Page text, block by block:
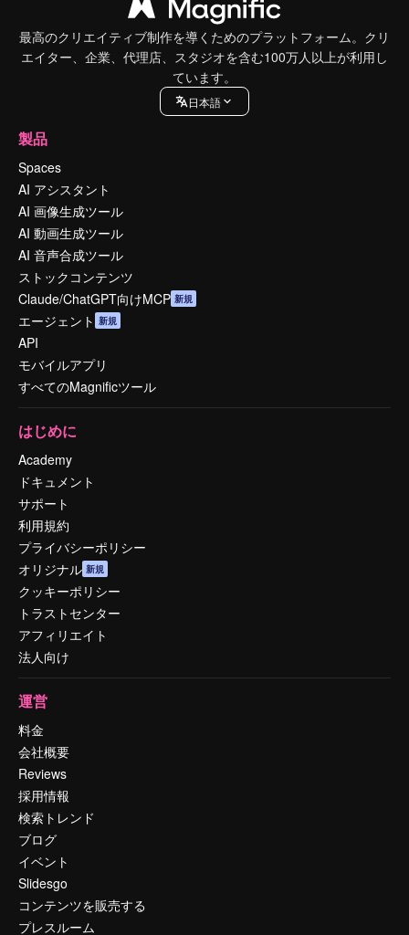
最高のクリエイティブ制作を導くためのプラットフォーム。クリ
エイター、企業、代理店、スタジオを含む100万人以上が利用し
ています。
日本語
製品
Spaces
AI アシスタント
AI 画像生成ツール
AI 動画生成ツール
AI 音声合成ツール
ストックコンテンツ
Claude/ChatGPT向けMCP 新規
エージェント 新規
API
モバイルアプリ
すべてのMagnificツール
はじめに
Academy
ドキュメント
サポート
利用規約
プライバシーポリシー
オリジナル 新規
クッキーポリシー
トラストセンター
アフィリエイト
法人向け
運営
料金
会社概要
Reviews
採用情報
検索トレンド
ブログ
イベント
Slidesgo
コンテンツを販売する
プレスルーム